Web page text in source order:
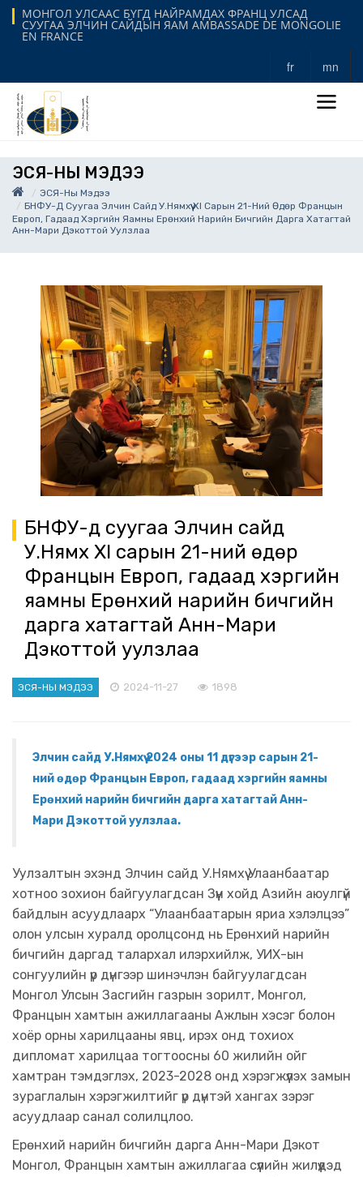
МОНГОЛ УЛСААС БҮГД НАЙРАМДАХ ФРАНЦ УЛСАД
СУУГАА ЭЛЧИН САЙДЫН ЯАМ AMBASSADE DE MONGOLIE
EN FRANCE
fr mn
ЭСЯ-НЫ МЭДЭЭ
ЭСЯ-Ны Мэдээ
БНФУ-Д Суугаа Элчин Сайд У.Нямхүү XI Сарын 21-Ний Өдөр Францын
Европ, Гадаад Хэргийн Яамны Ерөнхий Нарийн Бичгийн Дарга Хатагтай
Анн-Мари Дэкоттой Уулзлаа
БНФУ-д суугаа Элчин сайд
У.Нямхүү XI сарын 21-ний өдөр
Францын Европ, гадаад хэргийн
яамны Ерөнхий нарийн бичгийн
дарга хатагтай Анн-Мари
Дэкоттой уулзлаа
ЭСЯ-НЫ МЭДЭЭ 2024-11-27 1898
Элчин сайд У.Нямхүү 2024 оны 11 дүгээр сарын 21-
ний өдөр Францын Европ, гадаад хэргийн яамны
Ерөнхий нарийн бичгийн дарга хатагтай Анн-
Мари Дэкоттой уулзлаа.
Уулзалтын эхэнд Элчин сайд У.Нямхүү Улаанбаатар
хотноо зохион байгуулагдсан Зүүн хойд Азийн аюулгүй
байдлын асуудлаарх “Улаанбаатарын яриа хэлэлцээ”
олон улсын хуралд оролцсонд нь Ерөнхий нарийн
бичгийн даргад талархал илэрхийлж, УИХ-ын
сонгуулийн үр дүнгээр шинэчлэн байгуулагдсан
Монгол Улсын Засгийн газрын зорилт, Монгол,
Францын хамтын ажиллагааны Ажлын хэсэг болон
хоёр орны харилцааны явц, ирэх онд тохиох
дипломат харилцаа тогтоосны 60 жилийн ойг
хамтран тэмдэглэх, 2023-2028 онд хэрэгжүүлэх замын
зураглалын хэрэгжилтийг үр дүнтэй хангах зэрэг
асуудлаар санал солилцлоо.
Ерөнхий нарийн бичгийн дарга Анн-Мари Дэкот
Монгол, Францын хамтын ажиллагаа сүүлийн жилүүдэд